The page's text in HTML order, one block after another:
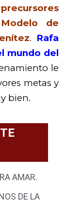
precursores
de
. Rafa
mundo del
le
metas y
bien.
AMAR.
DE LA